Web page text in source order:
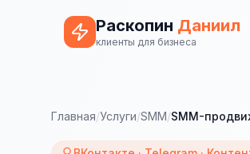
Раскопин Даниил
клиенты для бизнеса
Главная/Услуги/SMM/SMM-